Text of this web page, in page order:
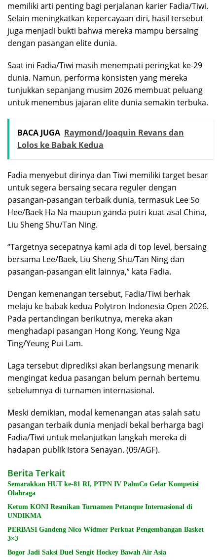
memiliki arti penting bagi perjalanan karier Fadia/Tiwi.
Selain meningkatkan kepercayaan diri, hasil tersebut
juga menjadi bukti bahwa mereka mampu bersaing
dengan pasangan elite dunia.
Saat ini Fadia/Tiwi masih menempati peringkat ke-29
dunia. Namun, performa konsisten yang mereka
tunjukkan sepanjang musim 2026 membuat peluang
untuk menembus jajaran elite dunia semakin terbuka.
BACA JUGA Raymond/Joaquin Revans dan
Lolos ke Babak Kedua
Fadia menyebut dirinya dan Tiwi memiliki target besar
untuk segera bersaing secara reguler dengan
pasangan-pasangan terbaik dunia, termasuk Lee So
Hee/Baek Ha Na maupun ganda putri kuat asal China,
Liu Sheng Shu/Tan Ning.
“Targetnya secepatnya kami ada di top level, bersaing
bersama Lee/Baek, Liu Sheng Shu/Tan Ning dan
pasangan-pasangan elit lainnya,” kata Fadia.
Dengan kemenangan tersebut, Fadia/Tiwi berhak
melaju ke babak kedua Polytron Indonesia Open 2026.
Pada pertandingan berikutnya, mereka akan
menghadapi pasangan Hong Kong, Yeung Nga
Ting/Yeung Pui Lam.
Laga tersebut diprediksi akan berlangsung menarik
mengingat kedua pasangan belum pernah bertemu
sebelumnya di turnamen internasional.
Meski demikian, modal kemenangan atas salah satu
pasangan terbaik dunia menjadi bekal berharga bagi
Fadia/Tiwi untuk melanjutkan langkah mereka di
hadapan publik Istora Senayan. (09/AGF).
Berita Terkait
Semarakkan HUT ke-81 RI, PTPN IV PalmCo Gelar Kompetisi
Olahraga
Ketum KONI Resmikan Turnamen Petanque Internasional di
UNDIKMA
PERBASI Gandeng Nico Widmer Perkuat Pengembangan Basket
3×3
Bogor Jadi Saksi Duel Sengit Hockey Bawah Air Asia